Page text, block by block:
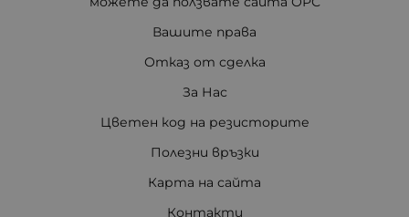
Вашите права
Отказ от сделка
За Нас
Цветен код на резисторите
Полезни връзки
Карта на сайта
Контакти